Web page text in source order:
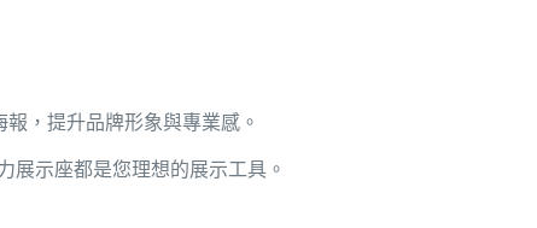
，提升品牌形象與專業感。
展示座都是您理想的展示工具。